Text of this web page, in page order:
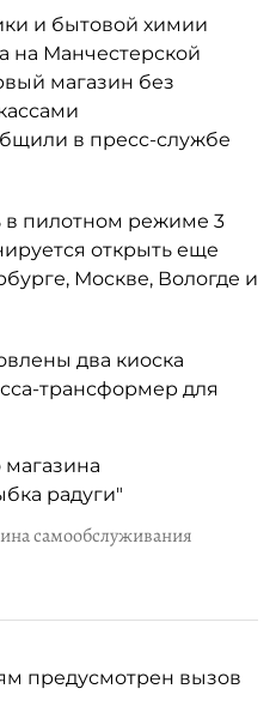
и бытовой химии
на Манчестерской
магазин без
в пресс-службе
в пилотном режиме 3
открыть еще
Москве, Вологде и
два киоска
трансформер для
самообслуживания
предусмотрен вызов